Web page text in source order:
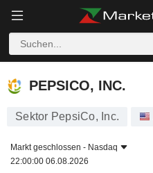
PEPSICO, INC.
PEPSICO, INC.
Sektor PepsiCo, Inc.
Markt geschlossen - Nasdaq
22:00:00 06.08.2026